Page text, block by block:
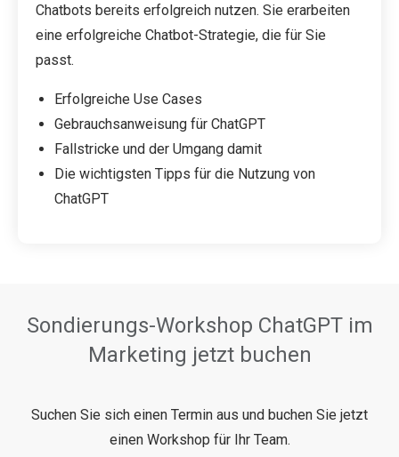
Chatbots bereits erfolgreich nutzen. Sie erarbeiten
eine erfolgreiche Chatbot-Strategie, die für Sie
passt.
Erfolgreiche Use Cases
Gebrauchsanweisung für ChatGPT
Fallstricke und der Umgang damit
Die wichtigsten Tipps für die Nutzung von
ChatGPT
Sondierungs-Workshop ChatGPT im
Marketing jetzt buchen
Suchen Sie sich einen Termin aus und buchen Sie jetzt
einen Workshop für Ihr Team.